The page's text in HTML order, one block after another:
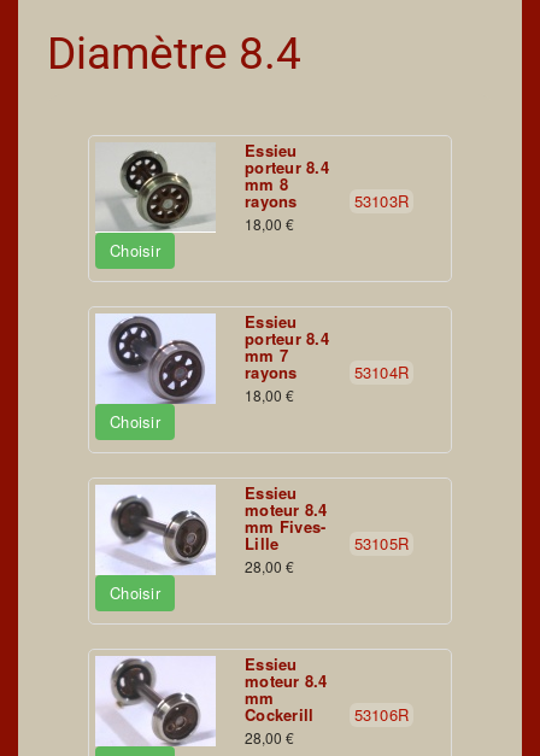
Diamètre 8.4
Essieu
porteur 8.4
mm 8
rayons 53103R
18,00 €
Choisir
Essieu
porteur 8.4
mm 7
rayons 53104R
18,00 €
Choisir
Essieu
moteur 8.4
mm Fives-
Lille 53105R
28,00 €
Choisir
Essieu
moteur 8.4
mm
Cockerill 53106R
28,00 €